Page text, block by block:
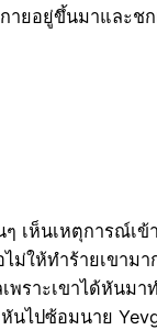
ายอยู่ขึ้นมาและช
เห็นเหตุการณ์เข้
ม่ให้ทำร้ายเขามา
พราะเขาได้หันมา
นไปซ้อมนาย